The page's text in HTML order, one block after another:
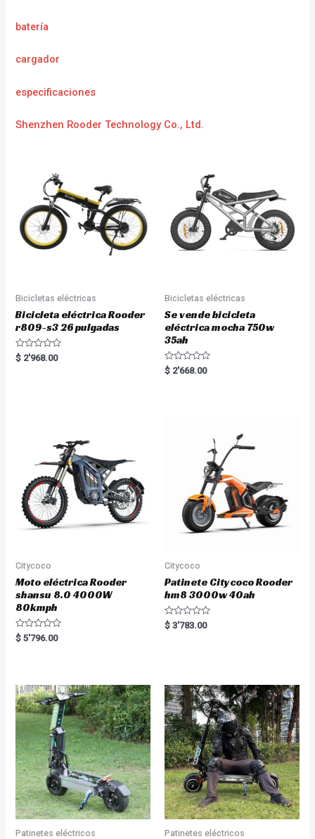
batería
cargador
especificaciones
Shenzhen Rooder Technology Co., Ltd.
Bicicletas eléctricas
Bicicleta eléctrica Rooder
r809-s3 26 pulgadas
R
a
$ 2'968.00
Bicicletas eléctricas
Se vende bicicleta
eléctrica mocha 750w
35ah
R
a
$ 2'668.00
Citycoco
Moto eléctrica Rooder
shansu 8.0 4000W
80kmph
R
a
o
u
t
o
f
$ 5'796.00
Citycoco
Patinete Citycoco Rooder
hm8 3000w 40ah
R
a
t
o
f
5
$ 3'783.00
Patinetes eléctricos Patinetes eléctricos